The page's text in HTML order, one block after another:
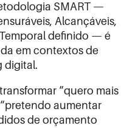
SMART —
Alcançáveis,
definido — é
em contextos de
digital.
“quero mais
aumentar
de orçamento